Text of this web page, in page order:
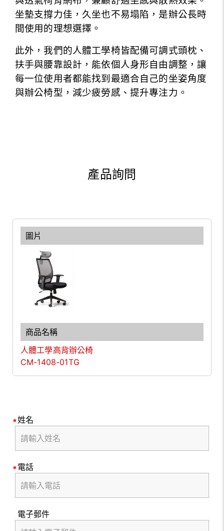
坐墊支撐力佳，久坐也不易塌陷，是辦公長時
間使用的理想選擇。
此外，我們的人體工學椅皆配備可調式頭枕、
扶手與腰靠設計，能依個人身形自由調整，讓
每一位使用者都能找到最適合自己的坐姿角度
與辦公椅型，減少疲勞感、提升專注力。
產品詢問
人體工學高背辦公椅
CM-1408-01TG
姓名
電話
電子郵件